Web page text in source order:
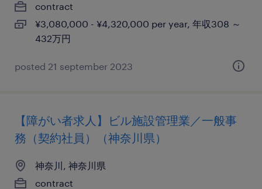
contract
¥3,080,000 - ¥4,320,000 per year, 年収308 ～
432万円
posted 21 september 2023
【障がい者求人】ビル施設管理業／一般事
務（契約社員）（神奈川県）
神奈川, 神奈川県
contract